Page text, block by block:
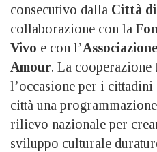
consecutivo dalla Città
collaborazione con la F
Vivo e con l’
Amour. La
l’occasione per i
città una
rilievo nazionale per
sviluppo culturale